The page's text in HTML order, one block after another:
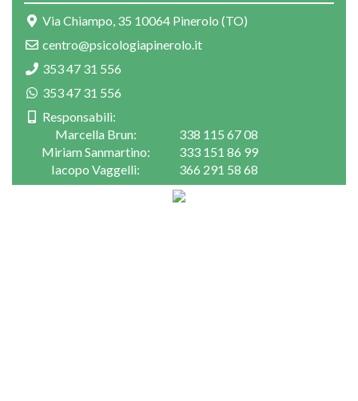
Via Chiampo, 35 10064 Pinerolo (TO)
centro@psicologiapinerolo.it
353 47 31 556
353 47 31 556
Responsabili:
Marcella Brun:
338 115 67 08
Miriam Sanmartino:
333 151 86 99
Iacopo Vaggelli:
366 291 58 68